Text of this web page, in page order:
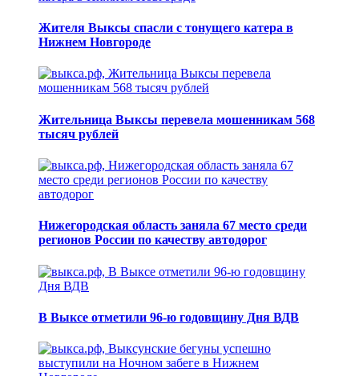
Жителя Выксы спасли с тонущего катера в
Нижнем Новгороде
Жительница Выксы перевела мошенникам 568
тысяч рублей
Нижегородская область заняла 67 место среди
регионов России по качеству автодорог
В Выксе отметили 96-ю годовщину Дня ВДВ